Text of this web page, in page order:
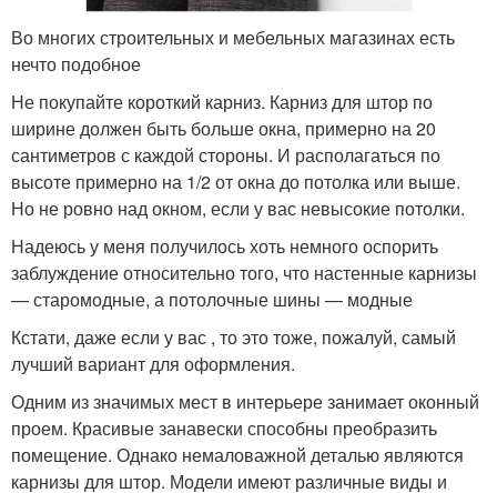
Во многих строительных и мебельных магазинах есть
нечто подобное
Не покупайте короткий карниз. Карниз для штор по
ширине должен быть больше окна, примерно на 20
сантиметров с каждой стороны. И располагаться по
высоте примерно на 1/2 от окна до потолка или выше.
Но не ровно над окном, если у вас невысокие потолки.
Надеюсь у меня получилось хоть немного оспорить
заблуждение относительно того, что настенные карнизы
— старомодные, а потолочные шины — модные
Кстати, даже если у вас , то это тоже, пожалуй, самый
лучший вариант для оформления.
Одним из значимых мест в интерьере занимает оконный
проем. Красивые занавески способны преобразить
помещение. Однако немаловажной деталью являются
карнизы для штор. Модели имеют различные виды и